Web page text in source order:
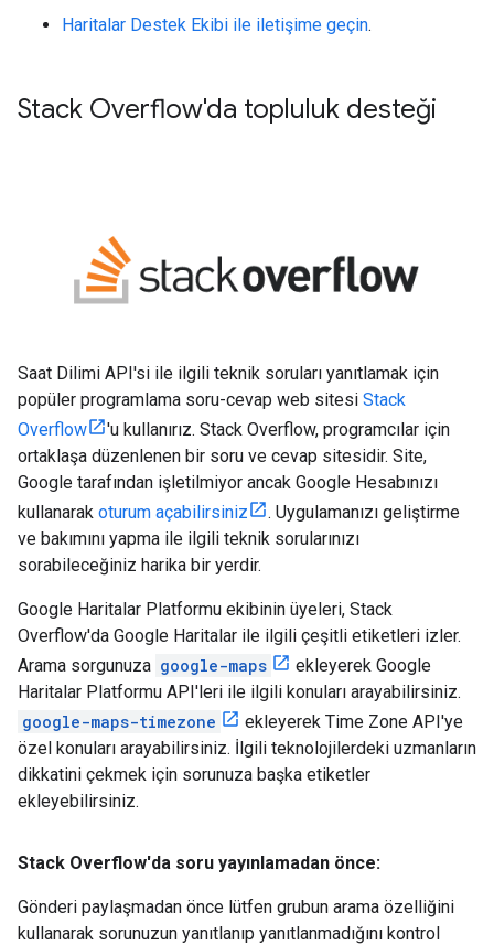
Haritalar Destek Ekibi ile iletişime geçin.
Stack Overflow'da topluluk desteği
Saat Dilimi API'si ile ilgili teknik soruları yanıtlamak için
popüler programlama soru-cevap web sitesi Stack
Overflow
'u kullanırız. Stack Overflow, programcılar için
ortaklaşa düzenlenen bir soru ve cevap sitesidir. Site,
Google tarafından işletilmiyor ancak Google Hesabınızı
kullanarak oturum açabilirsiniz
. Uygulamanızı geliştirme
ve bakımını yapma ile ilgili teknik sorularınızı
sorabileceğiniz harika bir yerdir.
Google Haritalar Platformu ekibinin üyeleri, Stack
Overflow'da Google Haritalar ile ilgili çeşitli etiketleri izler.
Arama sorgunuza google-maps
ekleyerek Google
Haritalar Platformu API'leri ile ilgili konuları arayabilirsiniz.
google-maps-timezone
ekleyerek Time Zone API'ye
özel konuları arayabilirsiniz. İlgili teknolojilerdeki uzmanların
dikkatini çekmek için sorunuza başka etiketler
ekleyebilirsiniz.
Stack Overflow'da soru yayınlamadan önce:
Gönderi paylaşmadan önce lütfen grubun arama özelliğini
kullanarak sorunuzun yanıtlanıp yanıtlanmadığını kontrol